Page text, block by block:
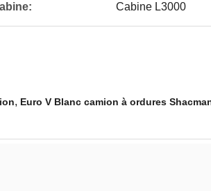
Cabine L3000
, Euro V Blanc camion à ordures